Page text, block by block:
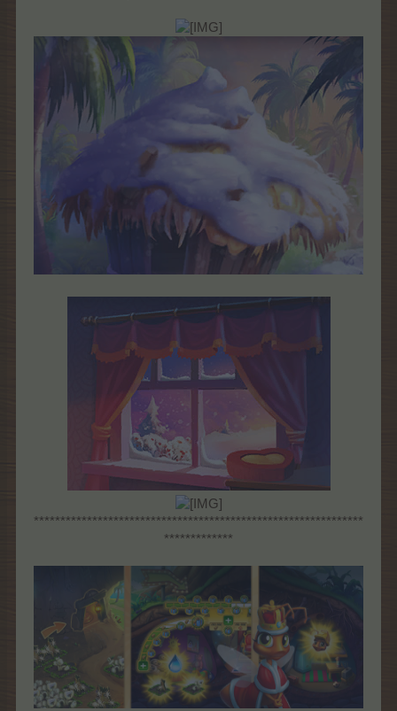
**************************************************************
*************